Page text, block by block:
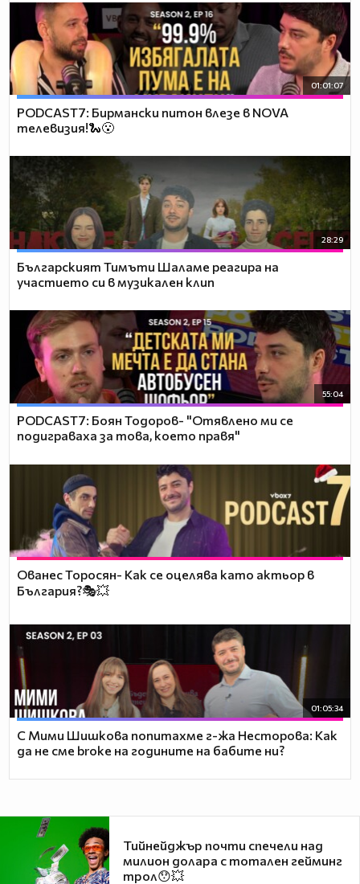
01:01:07
PODCAST7: Бирмански питон влезе в NOVA
телевизия!🐍😮
28:29
Българският Тимъти Шаламе реагира на
участието си в музикален клип
55:04
PODCAST7: ‪Боян Тодоров- "Отявлено ми се
подиграваха за това, което правя"
Ованес Торосян- Как се оцелява като актьор в
България?🎭💥
01:05:34
С Мими Шишкова попитахме г-жа Несторова: Как
да не сме broke на годините на бабите ни?
Тийнейджър почти спечели над
милион долара с тотален гейминг
трол😯💥